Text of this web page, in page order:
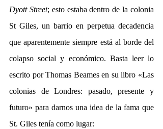
Dyott Street; esto estaba dentro de la colonia
St Giles, un barrio en perpetua decadencia
que aparentemente siempre está al borde del
colapso social y económico. Basta leer lo
escrito por Thomas Beames en su libro «Las
colonias de Londres: pasado, presente y
futuro» para darnos una idea de la fama que
St. Giles tenía como lugar: